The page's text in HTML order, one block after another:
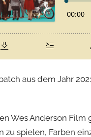
aus dem Jahr
Wes Anderson
zu spielen, Farben